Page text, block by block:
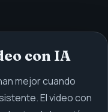
con IA
mejor cuando
El video con